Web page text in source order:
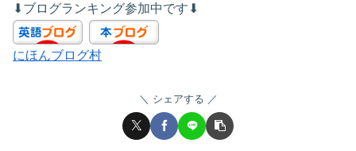
⬇︎ブログランキング参加中です⬇︎
にほんブログ村
シェアする